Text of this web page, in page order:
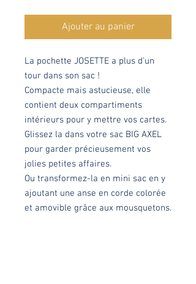
Ajouter au panier
La pochette JOSETTE a plus d'un
tour dans son sac !
Compacte mais astucieuse, elle
contient deux compartiments
intérieurs pour y mettre vos cartes.
Glissez la dans votre sac BIG AXEL
pour garder précieusement vos
jolies petites affaires.
Ou transformez-la en mini sac en y
ajoutant une anse en corde colorée
et amovible grâce aux mousquetons.